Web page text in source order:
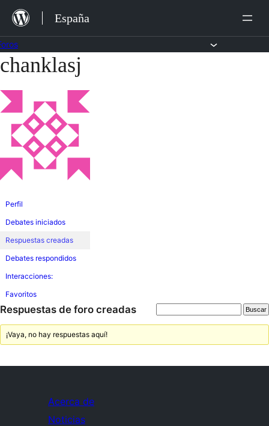
Saltar
contenido
España
Saltar
contenido
chanklasj
Perfil
Debates iniciados
Respuestas creadas
Debates respondidos
Interacciones:
Favoritos
Respuestas de foro creadas
¡Vaya, no hay respuestas aquí!
Acerca de
Noticias